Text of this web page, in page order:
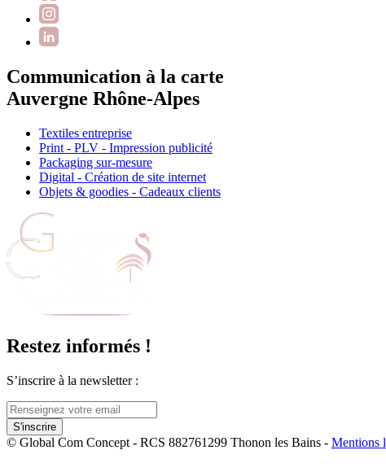
Communication à la carte
Auvergne Rhône-Alpes
Textiles entreprise
Print - PLV - Impression publicité
Packaging sur-mesure
Digital - Création de site internet
Objets & goodies - Cadeaux clients
Restez informés !
S’inscrire à la newsletter :
© Global Com Concept - RCS 882761299 Thonon les Bains - Mentions